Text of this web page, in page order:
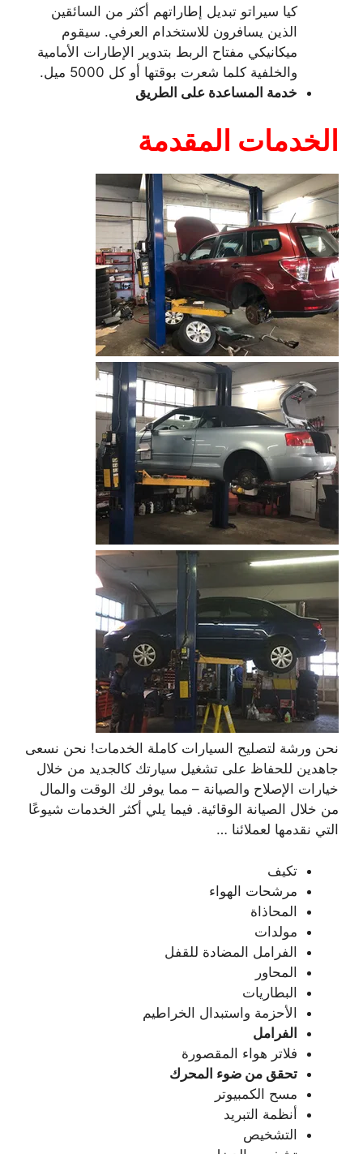
كيا سيراتو تبديل إطاراتهم أكثر من السائقين
الذين يسافرون للاستخدام العرفي. سيقوم
ميكانيكي مفتاح الربط بتدوير الإطارات الأمامية
والخلفية كلما شعرت بوقتها أو كل 5000 ميل.
خدمة المساعدة على الطريق
الخدمات المقدمة
نحن ورشة لتصليح السيارات كاملة الخدمات! نحن نسعى
جاهدين للحفاظ على تشغيل سيارتك كالجديد من خلال
خيارات الإصلاح والصيانة – مما يوفر لك الوقت والمال
من خلال الصيانة الوقائية. فيما يلي أكثر الخدمات شيوعًا
التي نقدمها لعملائنا …
تكيف
مرشحات الهواء
المحاذاة
مولدات
الفرامل المضادة للقفل
المحاور
البطاريات
الأحزمة واستبدال الخراطيم
الفرامل
فلاتر هواء المقصورة
تحقق من ضوء المحرك
مسح الكمبيوتر
أنظمة التبريد
التشخيص